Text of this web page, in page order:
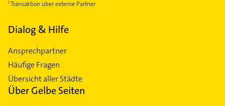
Transaktion über externe Partner
Dialog & Hilfe
Ansprechpartner
Häufige Fragen
Übersicht aller Städte
Über Gelbe Seiten